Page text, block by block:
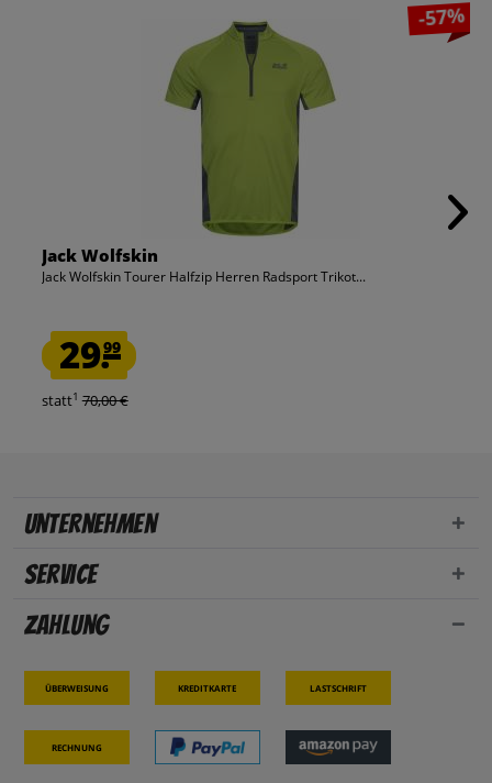
-57%
Jack Wolfskin
Jack Wolfskin Tourer Halfzip Herren Radsport Trikot...
29.99
statt1 70,00 €
Unternehmen
Service
Zahlung
Überweisung Kreditkarte Lastschrift
Rechnung